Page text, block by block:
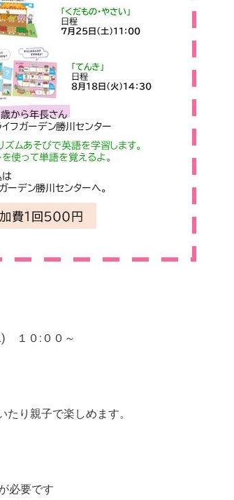
) １０:００～
り親子で楽しめます。
必要です